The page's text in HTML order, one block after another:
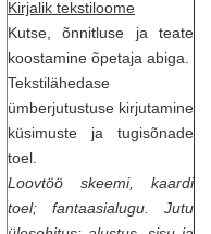
Kirjalik tekstiloome
Kutse, õnnitluse ja teate
koostamine õpetaja abiga.
Tekstilähedase
ümberjutustuse kirjutamine
küsimuste ja tugisõnade
toel.
Loovtöö skeemi, kaardi
toel; fantaasialugu. Jutu